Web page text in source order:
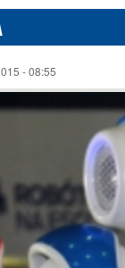
- 08:55